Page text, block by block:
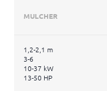
MULCHER
1,2-2,1 m
3-6
10-37 kW
13-50 HP